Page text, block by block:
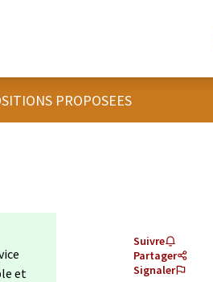
PROPOSEES
et
Suivre
Partager
Signaler